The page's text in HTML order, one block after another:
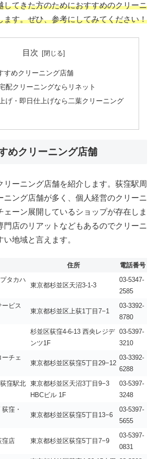
してきた方のためにおすすめのクリーニ
ます。ぜひ、参考にしてみてください！
目次
すめクリーニング店舗
配クリーニングならリネット
げ・即日仕上げなら二葉クリーニング
めクリーニング店舗
リーニング店舗を紹介します。荻窪駅周
ニング店舗が多く、個人経営のクリーニ
ェーン展開しているショップが存在しま
門店のリアットなどもあるのでクリーニ
地域と言えます。
住所
電話番号
タカハ
東京都杉並区天沼3-1-3
03-5347-
2585
ービス
東京都杉並区上荻1丁目7−1
03-3392-
8780
杉並区荻窪4-6-13 西央レジデ
ンツ1F
03-5397-
3210
チェ
東京都杉並区荻窪5丁目29−12
03-3392-
6288
窪駅北 東京都杉並区天沼3丁目9−3
HBCビル 1F
03-5397-
3248
窪・
東京都杉並区荻窪5丁目13−6
03-5397-
5655
窪店 東京都杉並区荻窪5丁目7−9
03-5397-
0831